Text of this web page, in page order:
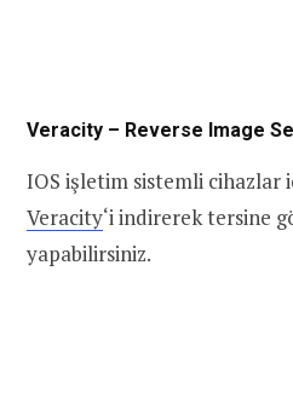
Veracity – Reverse Image
IOS işletim sistemli cihazlar
Veracity‘i indirerek tersine
yapabilirsiniz.